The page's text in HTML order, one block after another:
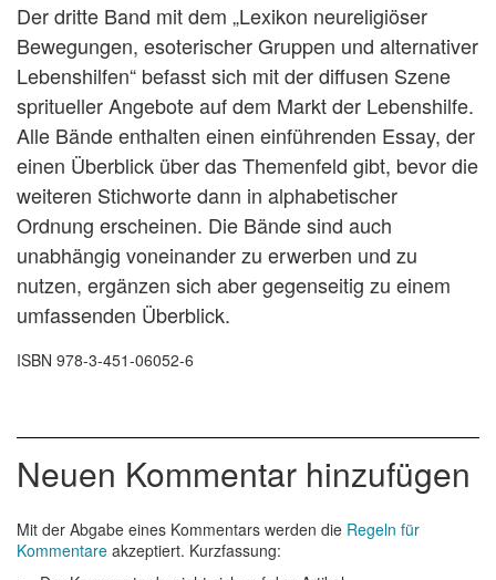
Der dritte Band mit dem „Lexikon neureligiöser
Bewegungen, esoterischer Gruppen und alternativer
Lebenshilfen“ befasst sich mit der diffusen Szene
spritueller Angebote auf dem Markt der Lebenshilfe.
Alle Bände enthalten einen einführenden Essay, der
einen Überblick über das Themenfeld gibt, bevor die
weiteren Stichworte dann in alphabetischer
Ordnung erscheinen. Die Bände sind auch
unabhängig voneinander zu erwerben und zu
nutzen, ergänzen sich aber gegenseitig zu einem
umfassenden Überblick.
ISBN 978-3-451-06052-6
Neuen Kommentar hinzufügen
Mit der Abgabe eines Kommentars werden die Regeln für
Kommentare akzeptiert. Kurzfassung: